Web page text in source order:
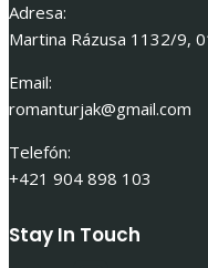
Adresa:
Martina Rázusa 1132/9,
Email:
romanturjak@gmail.com
Telefón:
+421 904 898 103
Stay In Touch